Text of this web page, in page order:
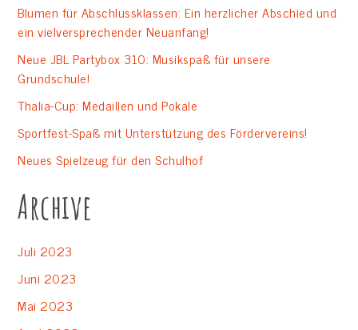
Blumen für Abschlussklassen: Ein herzlicher Abschied und
ein vielversprechender Neuanfang!
Neue JBL Partybox 310: Musikspaß für unsere
Grundschule!
Thalia-Cup: Medaillen und Pokale
Sportfest-Spaß mit Unterstützung des Fördervereins!
Neues Spielzeug für den Schulhof
Archive
Juli 2023
Juni 2023
Mai 2023